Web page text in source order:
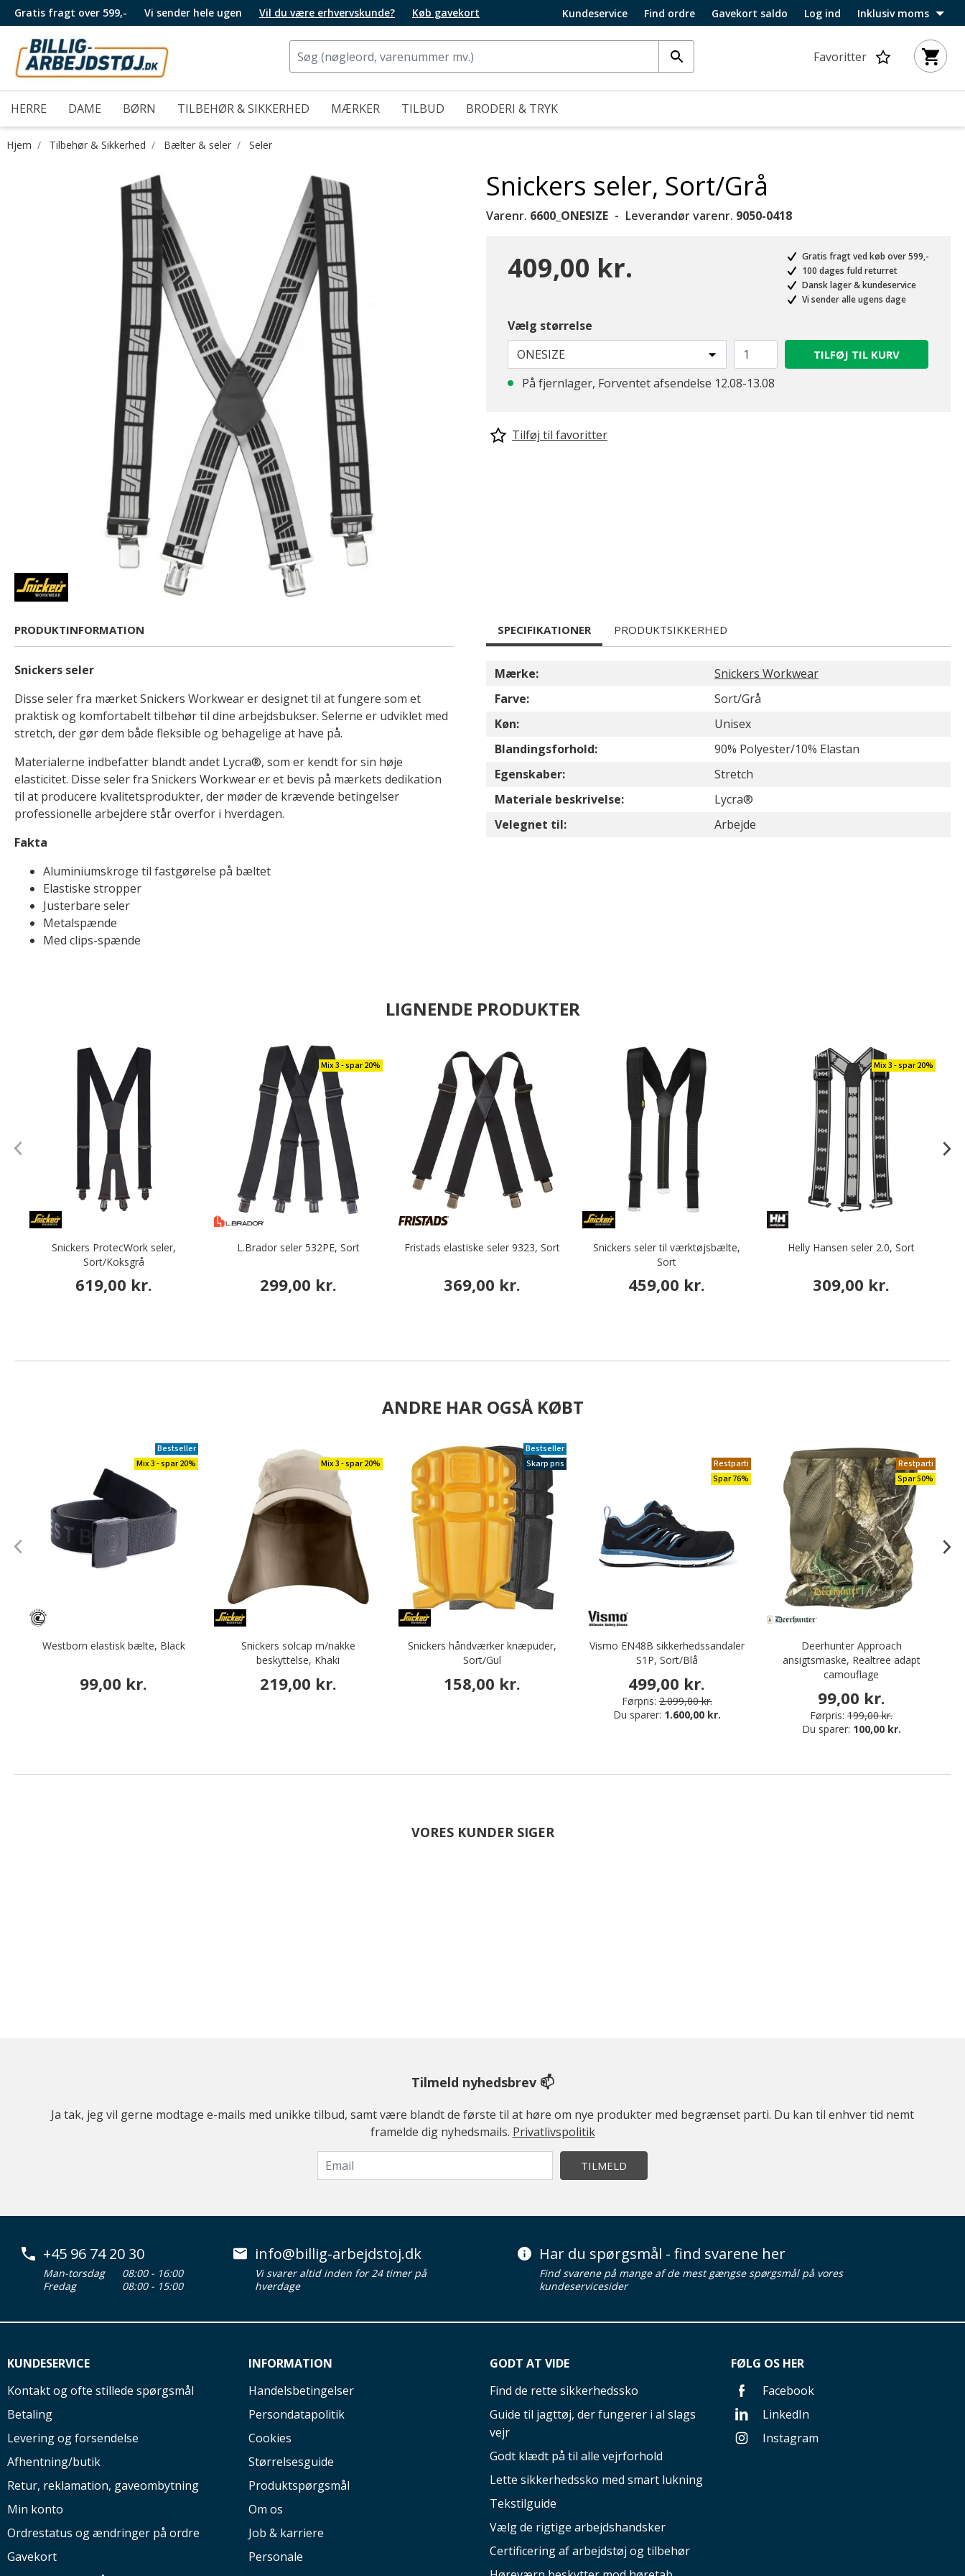
Gratis fragt over 599,- Vi sender hele ugen Vil du være erhvervskunde? Køb gavekort Kundeservice Find ordre Gavekort saldo Log ind Inklusiv moms
Favoritter
HERRE DAME BØRN TILBEHØR & SIKKERHED MÆRKER TILBUD BRODERI & TRYK
Hjem Tilbehør & Sikkerhed Bælter & seler Seler
Snickers seler, Sort/Grå
Varenr. 6600_ONESIZE Leverandør varenr. 9050-0418
409,00 kr.
Gratis fragt ved køb over 599,-
100 dages fuld returret
Dansk lager & kundeservice
Vi sender alle ugens dage
Vælg størrelse
ONESIZE
TILFØJ TIL KURV
På fjernlager, Forventet afsendelse 12.08-13.08
Tilføj til favoritter
PRODUKTINFORMATION
Snickers seler
Disse seler fra mærket Snickers Workwear er designet til at fungere som et
praktisk og komfortabelt tilbehør til dine arbejdsbukser. Selerne er udviklet med
stretch, der gør dem både fleksible og behagelige at have på.
Materialerne indbefatter blandt andet Lycra®, som er kendt for sin høje
elasticitet. Disse seler fra Snickers Workwear er et bevis på mærkets dedikation
til at producere kvalitetsprodukter, der møder de krævende betingelser
professionelle arbejdere står overfor i hverdagen.
Fakta
Aluminiumskroge til fastgørelse på bæltet
Elastiske stropper
Justerbare seler
Metalspænde
Med clips-spænde
SPECIFIKATIONER PRODUKTSIKKERHED
Mærke:
Snickers Workwear
Farve:
Sort/Grå
Køn:
Unisex
Blandingsforhold:
90% Polyester/10% Elastan
Egenskaber:
Stretch
Materiale beskrivelse:
Lycra®
Velegnet til:
Arbejde
LIGNENDE PRODUKTER
Snickers ProtecWork seler,
Sort/Koksgrå
619,00 kr.
Mix 3 - spar 20%
L.Brador seler 532PE, Sort
299,00 kr.
Fristads elastiske seler 9323, Sort
369,00 kr.
Snickers seler til værktøjsbælte,
Sort
459,00 kr.
Mix 3 - spar 20%
Helly Hansen seler 2.0, Sort
309,00 kr.
ANDRE HAR OGSÅ KØBT
Bestseller
Mix 3 - spar 20%
Westborn elastisk bælte, Black
99,00 kr.
Mix 3 - spar 20%
Snickers solcap m/nakke
beskyttelse, Khaki
219,00 kr.
Bestseller
Skarp pris
Snickers håndværker knæpuder,
Sort/Gul
158,00 kr.
Restparti
Spar 76%
Vismo EN48B sikkerhedssandaler
S1P, Sort/Blå
499,00 kr.
Førpris: 2.099,00 kr.
Du sparer: 1.600,00 kr.
Restparti
Spar 50%
Deerhunter Approach
ansigtsmaske, Realtree adapt
camouflage
99,00 kr.
Førpris: 199,00 kr.
Du sparer: 100,00 kr.
VORES KUNDER SIGER
Tilmeld nyhedsbrev 📫
Ja tak, jeg vil gerne modtage e-mails med unikke tilbud, samt være blandt de første til at høre om nye produkter med begrænset parti. Du kan til enhver tid nemt
framelde dig nyhedsmails. Privatlivspolitik
TILMELD
+45 96 74 20 30
Man-torsdag
08:00 - 16:00
Fredag
08:00 - 15:00
info@billig-arbejdstoj.dk
Vi svarer altid inden for 24 timer på
hverdage
Har du spørgsmål - find svarene her
Find svarene på mange af de mest gængse spørgsmål på vores
kundeservicesider
KUNDESERVICE
Kontakt og ofte stillede spørgsmål
Betaling
Levering og forsendelse
Afhentning/butik
Retur, reklamation, gaveombytning
Min konto
Ordrestatus og ændringer på ordre
Gavekort
INFORMATION
Handelsbetingelser
Persondatapolitik
Cookies
Størrelsesguide
Produktspørgsmål
Om os
Job & karriere
Personale
GODT AT VIDE
Find de rette sikkerhedssko
Guide til jagttøj, der fungerer i al slags
vejr
Godt klædt på til alle vejrforhold
Lette sikkerhedssko med smart lukning
Tekstilguide
Vælg de rigtige arbejdshandsker
Certificering af arbejdstøj og tilbehør
FØLG OS HER
Facebook
LinkedIn
Instagram